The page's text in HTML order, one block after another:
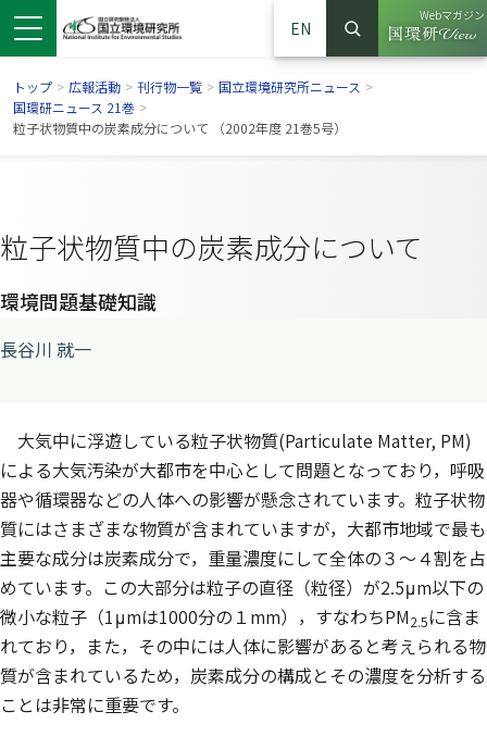
EN
サイト内検索
検索
Webマガジン
（別ウイ
トップ > 広報活動 > 刊行物一覧 > 国立環境研究所ニュース >
国環研ニュース 21巻 >
粒子状物質中の炭素成分について （2002年度 21巻5号）
粒子状物質中の炭素成分について
環境問題基礎知識
長谷川 就一
大気中に浮遊している粒子状物質(Particulate Matter, PM)
による大気汚染が大都市を中心として問題となっており，呼吸
器や循環器などの人体への影響が懸念されています。粒子状物
質にはさまざまな物質が含まれていますが，大都市地域で最も
主要な成分は炭素成分で，重量濃度にして全体の３～４割を占
めています。この大部分は粒子の直径（粒径）が2.5μm以下の
微小な粒子（1μmは1000分の１mm），すなわちPM2.5に含ま
れており，また，その中には人体に影響があると考えられる物
質が含まれているため，炭素成分の構成とその濃度を分析する
ことは非常に重要です。